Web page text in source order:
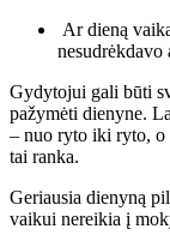
Ar dieną
nesudrėkdavo
Gydytojui gali būti
pažymėti dienyne.
– nuo ryto iki ryto, o
tai ranka.
Geriausia dienyną
vaikui nereikia į